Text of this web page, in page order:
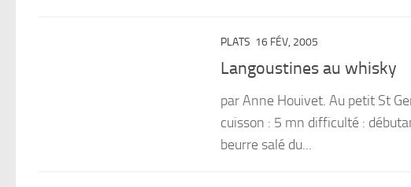
PLATS 16 FÉV, 2005
Langoustines au whisky
par Anne Houivet. Au petit St
cuisson : 5 mn difficulté :
beurre salé du...